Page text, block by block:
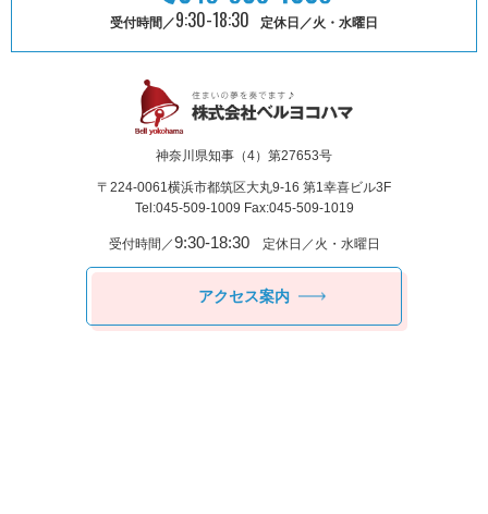
受付時間／9:30-18:30 定休日／火・水曜日
神奈川県知事（4）第27653号
〒224-0061 横浜市都筑区⼤丸9-16 第1幸喜ビル3F
Tel:045-509-1009 Fax:045-509-1019
受付時間／9:30-18:30定休日／火・水曜日
アクセス案内